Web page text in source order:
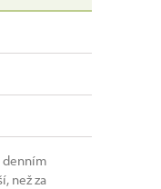
denním
než za